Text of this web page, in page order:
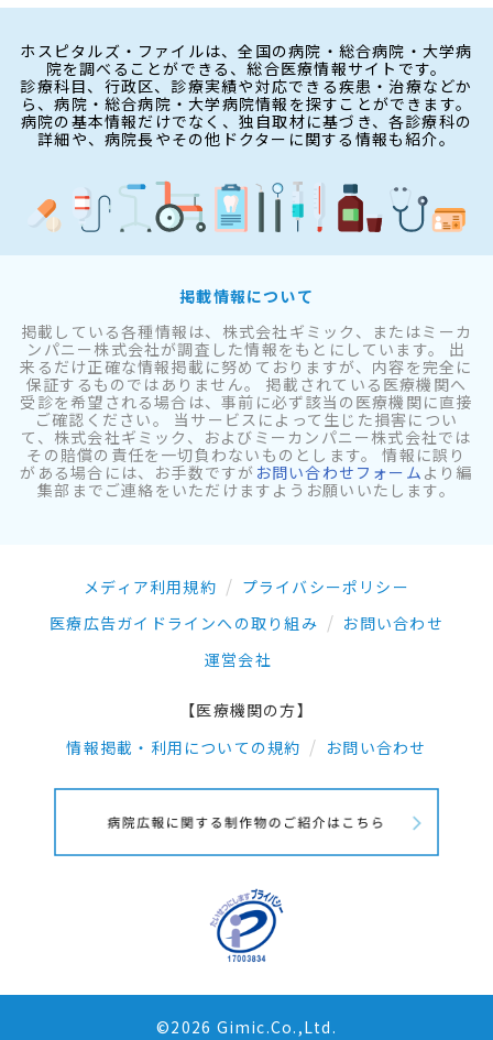
ホスピタルズ・ファイルは、全国の病院・総合病院・大学病
院を調べることができる、総合医療情報サイトです。
診療科目、行政区、診療実績や対応できる疾患・治療などか
ら、病院・総合病院・大学病院情報を探すことができます。
病院の基本情報だけでなく、独自取材に基づき、各診療科の
詳細や、病院長やその他ドクターに関する情報も紹介。
掲載情報について
掲載している各種情報は、株式会社ギミック、またはミーカ
ンパニー株式会社が調査した情報をもとにしています。 出
来るだけ正確な情報掲載に努めておりますが、内容を完全に
保証するものではありません。 掲載されている医療機関へ
受診を希望される場合は、事前に必ず該当の医療機関に直接
ご確認ください。 当サービスによって生じた損害につい
て、株式会社ギミック、およびミーカンパニー株式会社では
その賠償の責任を一切負わないものとします。 情報に誤り
がある場合には、お手数ですが お問い合わせフォーム より編
集部までご連絡をいただけますようお願いいたします。
メディア利用規約
プライバシーポリシー
医療広告ガイドラインへの取り組み
お問い合わせ
運営会社
【医療機関の方】
情報掲載・利用についての規約
お問い合わせ
©2026 Gimic.Co.,Ltd.